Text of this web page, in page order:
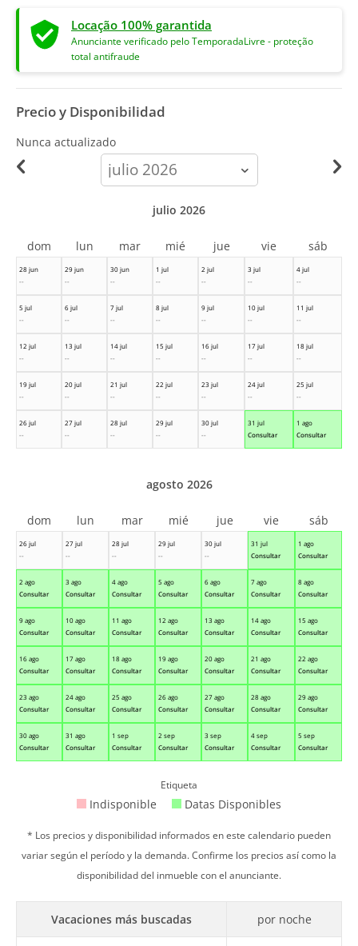
Locação 100% garantida
Anunciante verificado pelo TemporadaLivre - proteção
total antifraude
Precio y Disponibilidad
Nunca actualizado
calendar-
month
28 jun
--
29 jun
--
30 jun
--
1 jul
--
2 jul
--
3 jul
--
4 jul
--
5 jul
--
6 jul
--
7 jul
--
8 jul
--
9 jul
--
10 jul
--
11 jul
--
12 jul
--
13 jul
--
14 jul
--
15 jul
--
16 jul
--
17 jul
--
18 jul
--
19 jul
--
20 jul
--
21 jul
--
22 jul
--
23 jul
--
24 jul
--
25 jul
--
26 jul
--
27 jul
--
28 jul
--
29 jul
--
30 jul
--
31 jul
Consultar
1 ago
Consultar
julio 2026
dom lun mar mié jue vie sáb
26 jul
--
27 jul
--
28 jul
--
29 jul
--
30 jul
--
31 jul
Consultar
1 ago
Consultar
2 ago
Consultar
3 ago
Consultar
4 ago
Consultar
5 ago
Consultar
6 ago
Consultar
7 ago
Consultar
8 ago
Consultar
9 ago
Consultar
10 ago
Consultar
11 ago
Consultar
12 ago
Consultar
13 ago
Consultar
14 ago
Consultar
15 ago
Consultar
16 ago
Consultar
17 ago
Consultar
18 ago
Consultar
19 ago
Consultar
20 ago
Consultar
21 ago
Consultar
22 ago
Consultar
23 ago
Consultar
24 ago
Consultar
25 ago
Consultar
26 ago
Consultar
27 ago
Consultar
28 ago
Consultar
29 ago
Consultar
30 ago
Consultar
31 ago
Consultar
1 sep
Consultar
2 sep
Consultar
3 sep
Consultar
4 sep
Consultar
5 sep
Consultar
agosto 2026
dom lun mar mié jue vie sáb
Etiqueta
Indisponible Datas Disponibles
* Los precios y disponibilidad informados en este calendario pueden
variar según el período y la demanda. Confirme los precios así como la
disponibilidad del inmueble con el anunciante.
Vacaciones más buscadas por noche